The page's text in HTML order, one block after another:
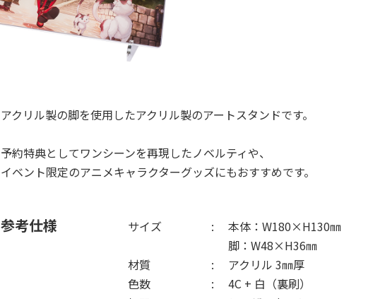
アクリル製の脚を使用したアクリル製のアートスタンドです。
予約特典としてワンシーンを再現したノベルティや、
イベント限定のアニメキャラクターグッズにもおすすめです。
参考仕様 サイズ
本体：W180×H130㎜
脚：W48×H36㎜
材質
アクリル 3㎜厚
色数
4C + 白（裏刷）